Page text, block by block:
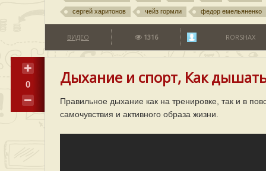
сергей харитонов чейз гормли федор емельяненко
ВИДЕО 1316 RORSHAX
0 Дыхание и спорт, Как
Правильное дыхание как на тренировке, так и в
самочувствия и активного образа жизни.